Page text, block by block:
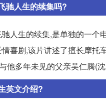
驰人生的续集吗?
人生的续集,是单独的一个
喜剧,该片讲述了擅长摩托
他多年未见的父亲吴仁腾(
英文介绍?